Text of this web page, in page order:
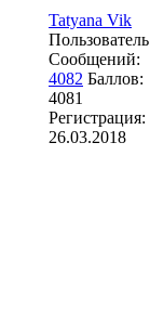
Tatyana Vik
Пользователь
Сообщений:
4082 Баллов:
4081
Регистрация:
26.03.2018